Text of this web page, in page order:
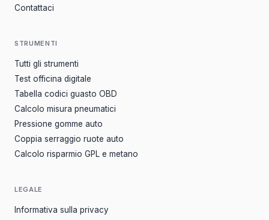
Contattaci
STRUMENTI
Tutti gli strumenti
Test officina digitale
Tabella codici guasto OBD
Calcolo misura pneumatici
Pressione gomme auto
Coppia serraggio ruote auto
Calcolo risparmio GPL e metano
LEGALE
Informativa sulla privacy